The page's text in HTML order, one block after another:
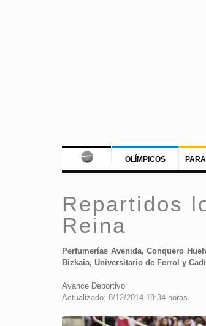
OLÍMPICOS
Repartidos
Reina
Perfumerías Avenida, Conquero
Bizkaia, Universitario de Ferrol y
Avance Deportivo
Actualizado: 8/12/2014 19:34 horas